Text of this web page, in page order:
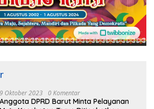
9 Oktober 2023 0 Komentar
Anggota DPRD Barut Minta Pelayanan